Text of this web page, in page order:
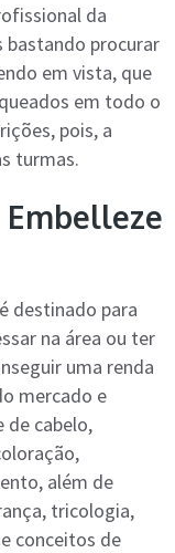
da
bastando procurar
em vista, que
em todo o
pois, a
turmas.
Embelleze
destinado para
na área ou ter
uma renda
mercado e
de cabelo,
além de
tricologia,
conceitos de